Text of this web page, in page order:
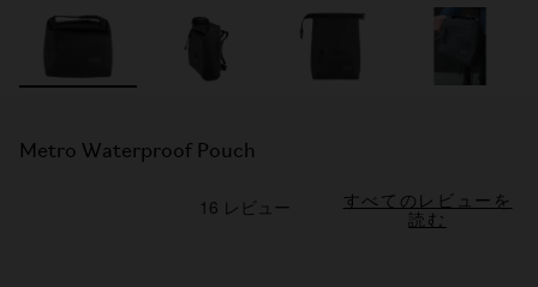
Metro Waterproof Pouch
すべてのレビューを
読む